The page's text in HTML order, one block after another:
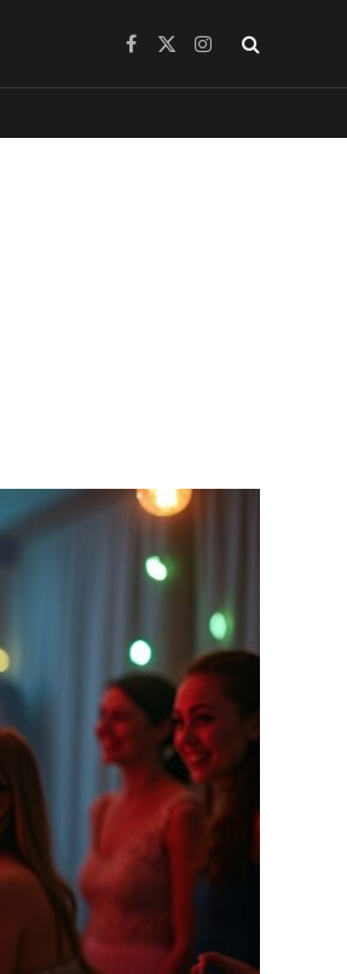
Facebook
X
Instagram